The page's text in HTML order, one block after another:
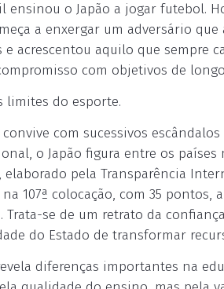
ensinou o Japão a jogar futebol.
a enxergar um adversário
acrescentou aquilo que sempre
com objetivos de
limites do esporte.
com sucessivos
o Japão figura entre os
elaborado pela Transparência
107ª colocação, com 35
se de um retrato da
do Estado de transformar
diferenças importantes na